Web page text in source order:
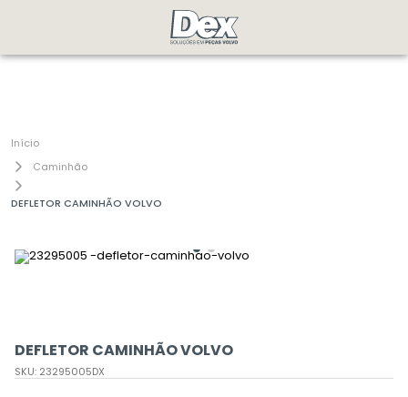
Caminhão
DEFLETOR CAMINHÃO VOLVO
DEFLETOR CAMINHÃO VOLVO
SKU: 23295005DX